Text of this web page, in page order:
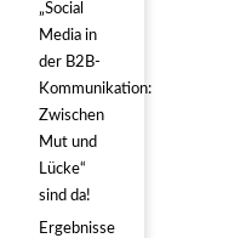
„Social
Media in
der B2B-
Kommunikation:
Zwischen
Mut und
Lücke“
sind da!
Ergebnisse